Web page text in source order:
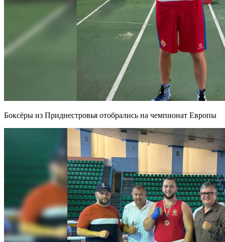
Боксёры из Приднестровья отобрались на чемпионат Европы